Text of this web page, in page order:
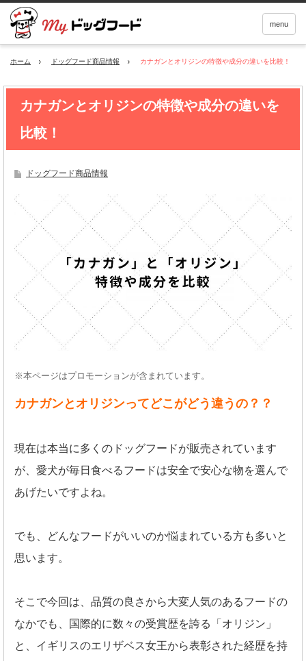
menu
ホーム ドッグフード商品情報 カナガンとオリジンの特徴や成分の違いを比較！
カナガンとオリジンの特徴や成分の違いを
比較！
ドッグフード商品情報
※本ページはプロモーションが含まれています。
カナガンとオリジンってどこがどう違うの？？
現在は本当に多くのドッグフードが販売されています
が、愛犬が毎日食べるフードは安全で安心な物を選んで
あげたいですよね。
でも、どんなフードがいいのか悩まれている方も多いと
思います。
そこで今回は、品質の良さから大変人気のあるフードの
なかでも、国際的に数々の受賞歴を誇る「オリジン」
と、イギリスのエリザベス女王から表彰された経歴を持